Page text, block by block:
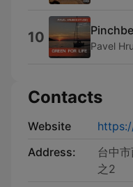
10 Pavel
Contacts
Website
Address:
台中
之2